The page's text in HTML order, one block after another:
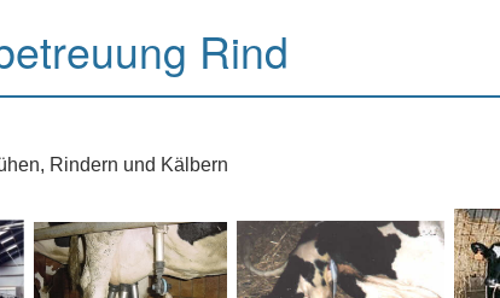
Rind
Rindern und Kälbern